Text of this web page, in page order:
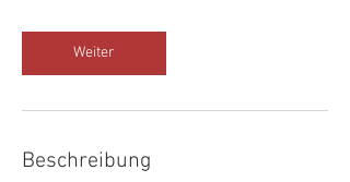
Weiter
Beschreibung